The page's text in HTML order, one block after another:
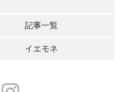
記事一覧
イエモネ